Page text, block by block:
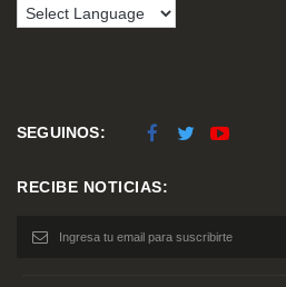
SEGUINOS:
RECIBE NOTICIAS: